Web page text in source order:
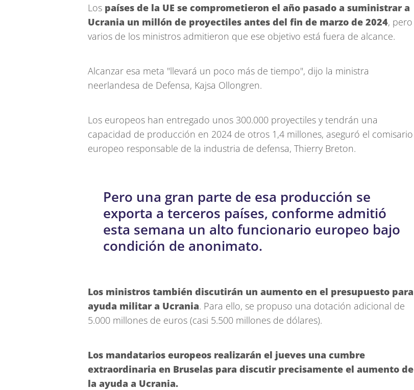
Los países de la UE se comprometieron el año pasado a suministrar a
Ucrania un millón de proyectiles antes del fin de marzo de 2024, pero
varios de los ministros admitieron que ese objetivo está fuera de alcance.
Alcanzar esa meta "llevará un poco más de tiempo", dijo la ministra
neerlandesa de Defensa, Kajsa Ollongren.
Los europeos han entregado unos 300.000 proyectiles y tendrán una
capacidad de producción en 2024 de otros 1,4 millones, aseguró el comisario
europeo responsable de la industria de defensa, Thierry Breton.
Pero una gran parte de esa producción se
exporta a terceros países, conforme admitió
esta semana un alto funcionario europeo bajo
condición de anonimato.
Los ministros también discutirán un aumento en el presupuesto para
ayuda militar a Ucrania. Para ello, se propuso una dotación adicional de
5.000 millones de euros (casi 5.500 millones de dólares).
Los mandatarios europeos realizarán el jueves una cumbre
extraordinaria en Bruselas para discutir precisamente el aumento de
la ayuda a Ucrania.